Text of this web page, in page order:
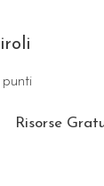
Risorse
punti